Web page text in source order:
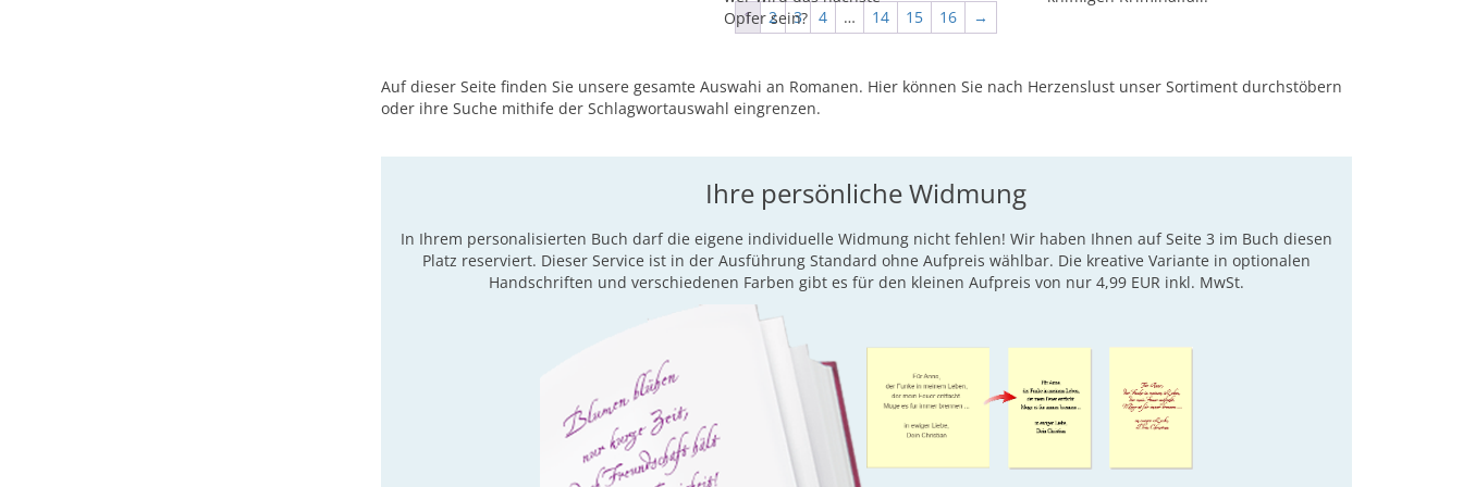
Opfer sein?
1
2 3 4 … 14 15 16 →
Auf dieser Seite finden Sie unsere gesamte Auswahi an Romanen. Hier können Sie nach Herzenslust unser Sortiment durchstöbern
oder ihre Suche mithife der Schlagwortauswahl eingrenzen.
Ihre persönliche Widmung
In Ihrem personalisierten Buch darf die eigene individuelle Widmung nicht fehlen! Wir haben Ihnen auf Seite 3 im Buch diesen
Platz reserviert. Dieser Service ist in der Ausführung Standard ohne Aufpreis wählbar. Die kreative Variante in optionalen
Handschriften und verschiedenen Farben gibt es für den kleinen Aufpreis von nur 4,99 EUR inkl. MwSt.